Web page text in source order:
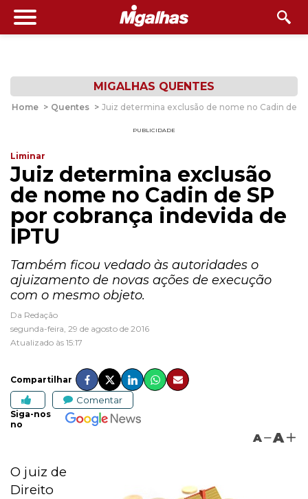
MIGALHAS QUENTES
Home > Quentes > Juiz determina exclusão de nome no Cadin de
PUBLICIDADE
Liminar
Juiz determina exclusão
de nome no Cadin de SP
por cobrança indevida de
IPTU
Também ficou vedado às autoridades o
ajuizamento de novas ações de execução
com o mesmo objeto.
Da Redação
segunda-feira, 29 de agosto de 2016
Atualizado às 15:17
Compartilhar
Comentar
Siga-nos
no
A A
O juiz de
Direito